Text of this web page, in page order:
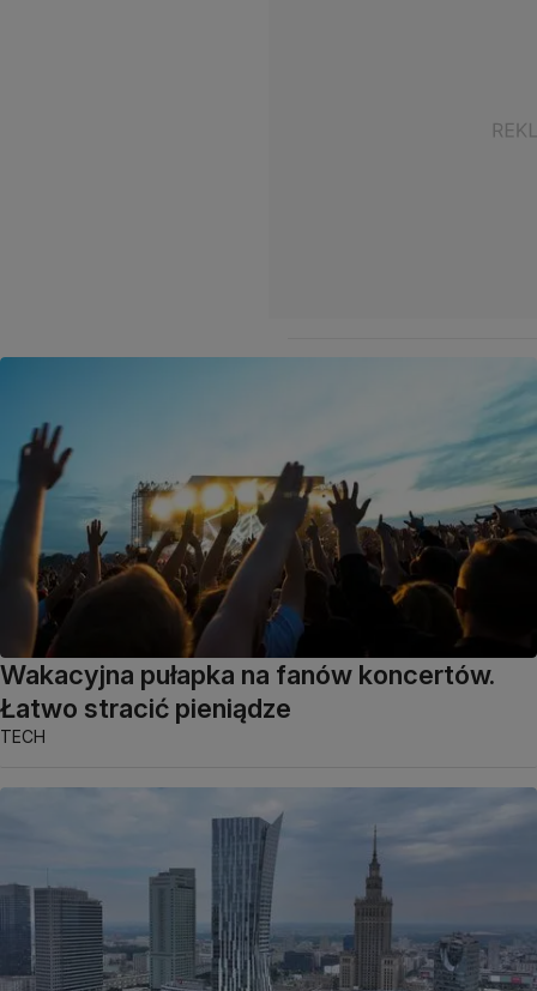
Wakacyjna pułapka na fanów koncertów.
Łatwo stracić pieniądze
TECH